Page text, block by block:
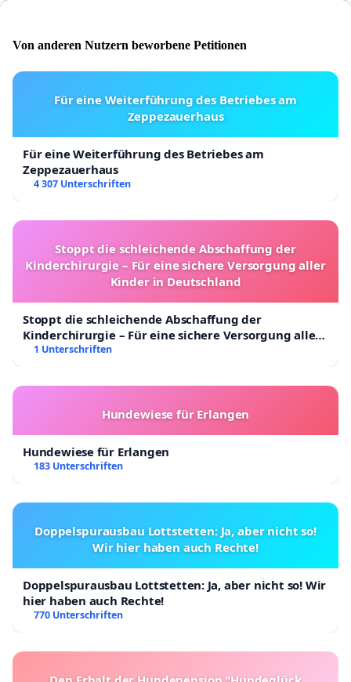
Von anderen Nutzern beworbene Petitionen
Für eine Weiterführung des Betriebes am
Zeppezauerhaus
Für eine Weiterführung des Betriebes am
Zeppezauerhaus
4 307 Unterschriften
Stoppt die schleichende Abschaffung der
Kinderchirurgie – Für eine sichere Versorgung aller
Kinder in Deutschland
Stoppt die schleichende Abschaffung der
Kinderchirurgie – Für eine sichere Versorgung aller
Kinder in Deutschland
1 Unterschriften
Hundewiese für Erlangen
Hundewiese für Erlangen
183 Unterschriften
Doppelspurausbau Lottstetten: Ja, aber nicht so!
Wir hier haben auch Rechte!
Doppelspurausbau Lottstetten: Ja, aber nicht so! Wir
hier haben auch Rechte!
770 Unterschriften